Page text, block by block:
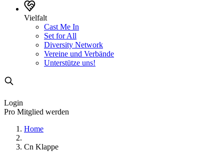
Vielfalt
Cast Me In
Set for All
Diversity Network
Vereine und Verbände
Unterstütze uns!
Login
Pro Mitglied werden
Home
Cn Klappe